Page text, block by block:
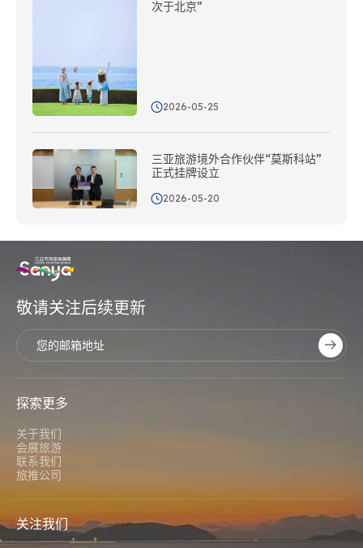
次于北京”
2026-05-25
三亚旅游境外合作伙伴“莫斯科站”
正式挂牌设立
2026-05-20
敬请关注后续更新
探索更多
关于我们
会展旅游
联系我们
旅推公司
关注我们